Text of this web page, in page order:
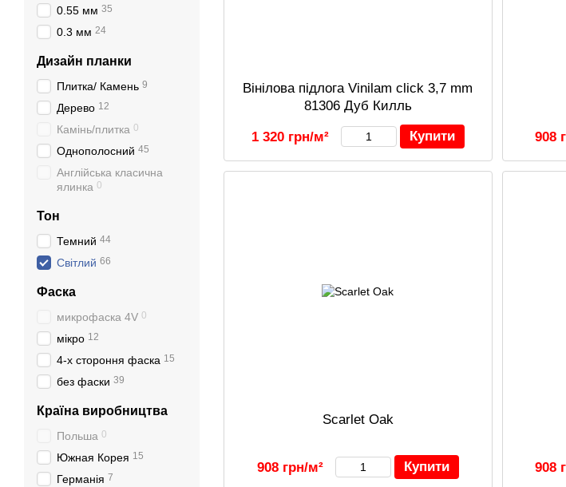
Вінілова підлога Vinilam click 3,7 mm
81306 Дуб Килль
1 320 грн/м² Купити 908
Scarlet Oak
908 грн/м² Купити 908
0.55 мм 35
0.3 мм 24
Дизайн планки
Плитка/ Камень 9
Дерево 12
Камінь/плитка 0
Однополосний 45
Англійська класична
ялинка 0
Тон
Темний 44
Світлий 66
Фаска
микрофаска 4V 0
мікро 12
4-х стороння фаска 15
без фаски 39
Країна виробництва
Польша 0
Южная Корея 15
Германія 7